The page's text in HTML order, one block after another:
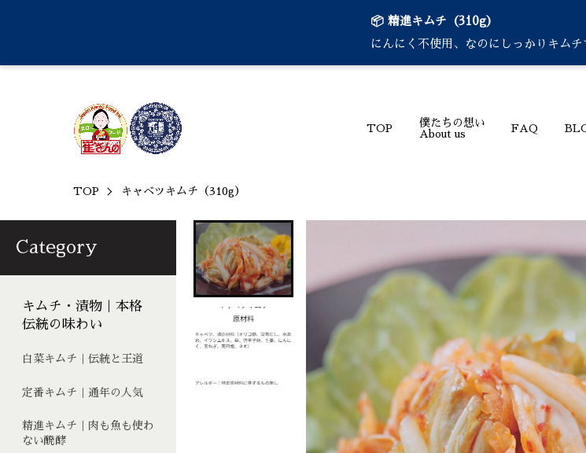
📦 精進キムチ（310g）
にんにく不使用、なのにしっかりキムチ
TOP
僕たちの想い
About us
FAQ
Category
キムチ・漬物｜本格
伝統の味わい
白菜キムチ｜伝統と王道
定番キムチ｜通年の人気
精進キムチ｜肉も魚も使わ
ない醗酵
TOP キャベツキムチ（310g）